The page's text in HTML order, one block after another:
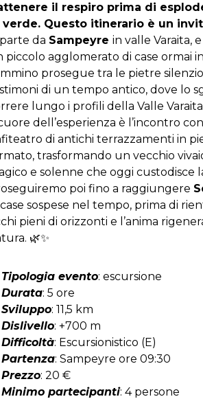
il respiro prima di
verde. Questo itinerario è un
da Sampeyrein valle Varaita,
piccolo agglomerato di case ormai
prosegue tra le pietre
di un tempo antico, dove lo
lungo i profili della Valle
dell’esperienza è l’incontro con
di antichi terrazzamenti in
trasformando un vecchio
e solenne che oggi custodisce
poi fino a raggiungere
sospese nel tempo, prima di
pieni di orizzonti e l’anima
🌿✨
Tipologia evento: escursione
Durata: 5 ore
Sviluppo: 11,5 km
Dislivello: +700 m
Difficoltà: Escursionistico (E)
Partenza: Sampeyre ore 09:30
Prezzo: 20 €
Minimo partecipanti: 4 persone